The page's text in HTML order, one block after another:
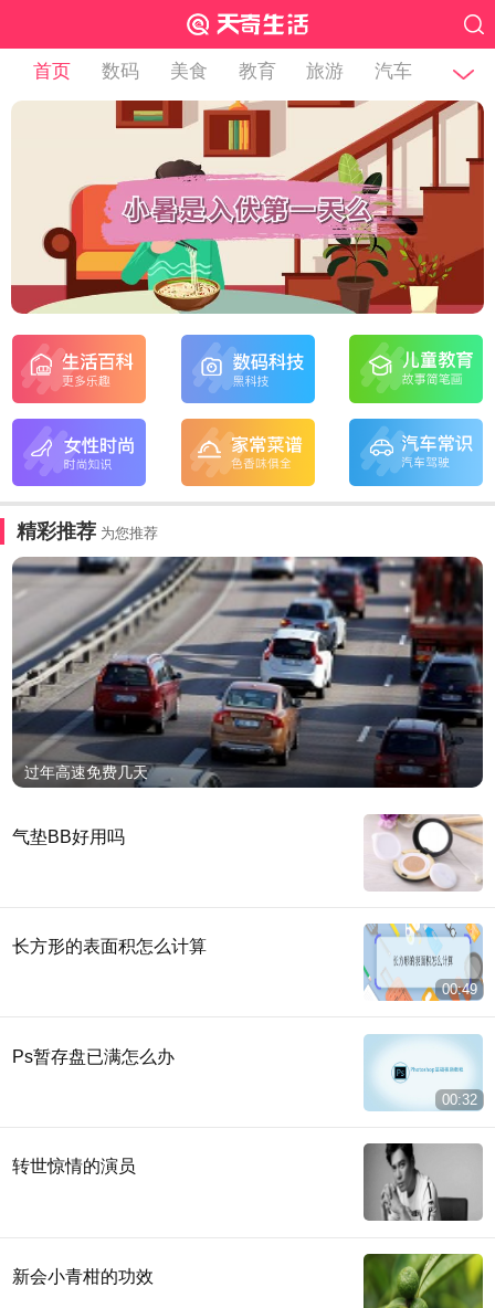
首页 数码 美食 教育 旅游 汽车
精彩推荐 为您推荐
过年高速免费几天
气垫BB好用吗
长方形的表面积怎么计算
00:49
Ps暂存盘已满怎么办
00:32
转世惊情的演员
新会小青柑的功效